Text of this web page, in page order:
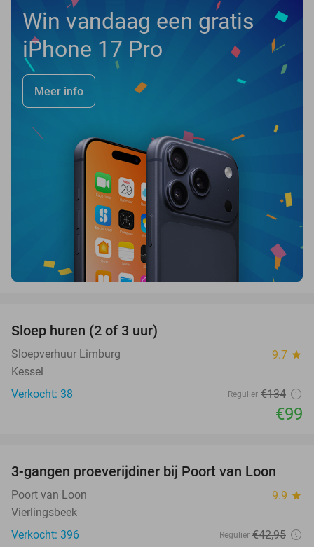
Win vandaag een gratis
iPhone 17 Pro
Meer info
Sloep huren (2 of 3 uur)
Sloepverhuur Limburg 9.7 star
Kessel
Verkocht: 38
Regulier €134
€99
31%
3-gangen proeverijdiner bij Poort van Loon
Poort van Loon 9.9 star
Vierlingsbeek
Verkocht: 396
Regulier €42,95